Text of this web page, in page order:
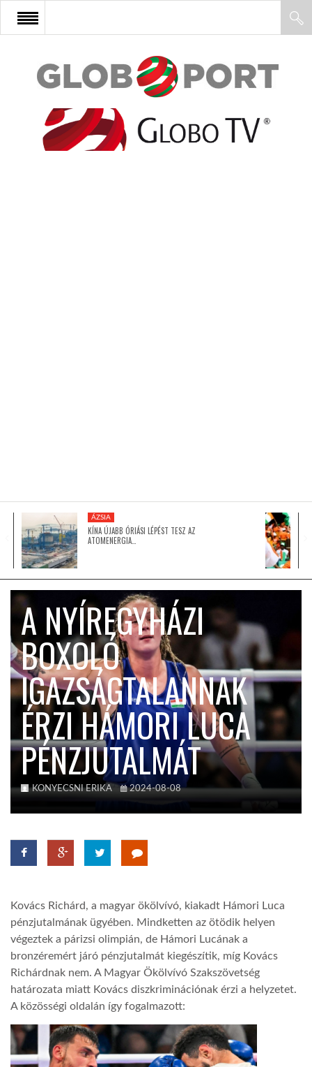
FŐOLDAL
AFRIKA
GLOBOTV BP
HÍR3D
TROPICALMAGAZIN
GLOBOTV
AFRIKA TUDÁSTÁR
A NAP SZÉPE
DOBRAVERO.HU
LATIMO.HU
GLOBOBOOK
ÁZSIA
KÍNA ÚJABB ÓRIÁSI LÉPÉST TESZ AZ
ATOMENERGIA…
A NYÍREGYHÁZI
BOXOLÓ
IGAZSÁGTALANNAK
ÉRZI HÁMORI LUCA
PÉNZJUTALMÁT
KONYECSNI ERIKA 2024-08-08
Kovács Richárd, a magyar ökölvívó, kiakadt Hámori Luca
pénzjutalmának ügyében. Mindketten az ötödik helyen
végeztek a párizsi olimpián, de Hámori Lucának a
bronzéremért járó pénzjutalmát kiegészítik, míg Kovács
Richárdnak nem. A Magyar Ökölvívó Szakszövetség
határozata miatt Kovács diszkriminációnak érzi a helyzetet.
A közösségi oldalán így fogalmazott: